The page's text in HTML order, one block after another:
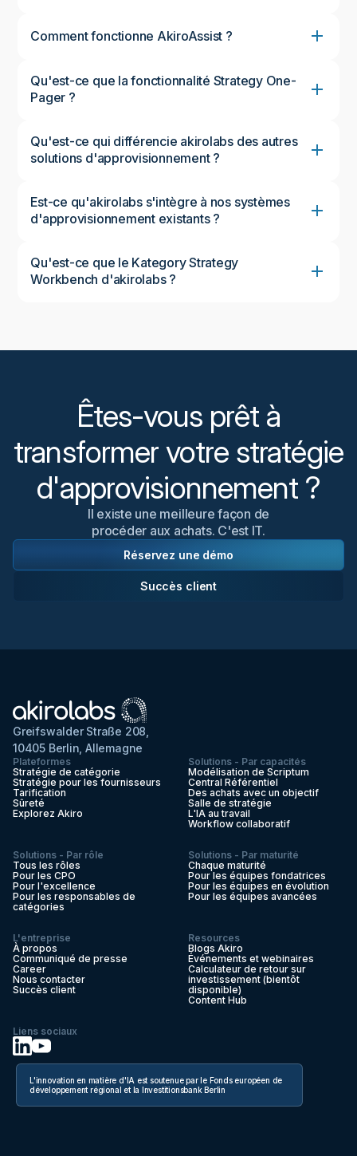
Comment fonctionne AkiroAssist ?
Qu'est-ce que la fonctionnalité Strategy One-
Pager ?
Qu'est-ce qui différencie akirolabs des autres
solutions d'approvisionnement ?
Est-ce qu'akirolabs s'intègre à nos systèmes
d'approvisionnement existants ?
Qu'est-ce que le Kategory Strategy
Workbench d'akirolabs ?
données, de développer des stratégies
de vie complet de la stratégie : de la génération
d'informations à la planification structurée, en
passant par l'exécution et le suivi de la valeur. Cela
garantit la continuité, la gouvernance et l'alignement
Êtes-vous prêt à
transformer votre stratégie
d'approvisionnement ?
Il existe une meilleure façon de
procéder aux achats. C'est IT.
Réservez une démo
Succès client
Greifswalder Straße 208,
10405 Berlin, Allemagne
Plateformes
Stratégie de catégorie
Stratégie pour les fournisseurs
Tarification
Sûreté
Explorez Akiro
Solutions - Par capacités
Modélisation de Scriptum
Central Référentiel
Des achats avec un objectif
Salle de stratégie
L'IA au travail
Workflow collaboratif
Solutions - Par rôle
Tous les rôles
Pour les CPO
Pour l'excellence
Pour les responsables de
catégories
Solutions - Par maturité
Chaque maturité
Pour les équipes fondatrices
Pour les équipes en évolution
Pour les équipes avancées
L'entreprise
À propos
Communiqué de presse
Career
Nous contacter
Succès client
Resources
Blogs Akiro
Événements et webinaires
Calculateur de retour sur
investissement (bientôt
disponible)
Content Hub
Liens sociaux
L'innovation en matière d'IA est soutenue par le Fonds européen de
développement régional et la Investitionsbank Berlin